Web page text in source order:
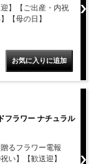
】【ご出産・内祝
【母の日】
フラワー ナチュラル
るフラワー電報
い】【歓送迎】